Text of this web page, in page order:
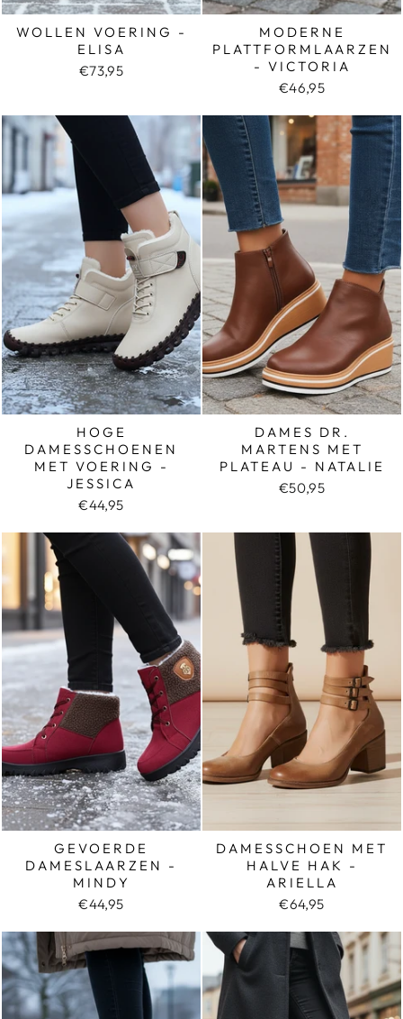
WOLLEN VOERING -
ELISA
€73,95
MODERNE
PLATTFORMLAARZEN
- VICTORIA
€46,95
HOGE
DAMESSCHOENEN
MET VOERING -
JESSICA
€44,95
DAMES DR.
MARTENS MET
PLATEAU - NATALIE
€50,95
GEVOERDE
DAMESLAARZEN -
MINDY
€44,95
DAMESSCHOEN MET
HALVE HAK -
ARIELLA
€64,95